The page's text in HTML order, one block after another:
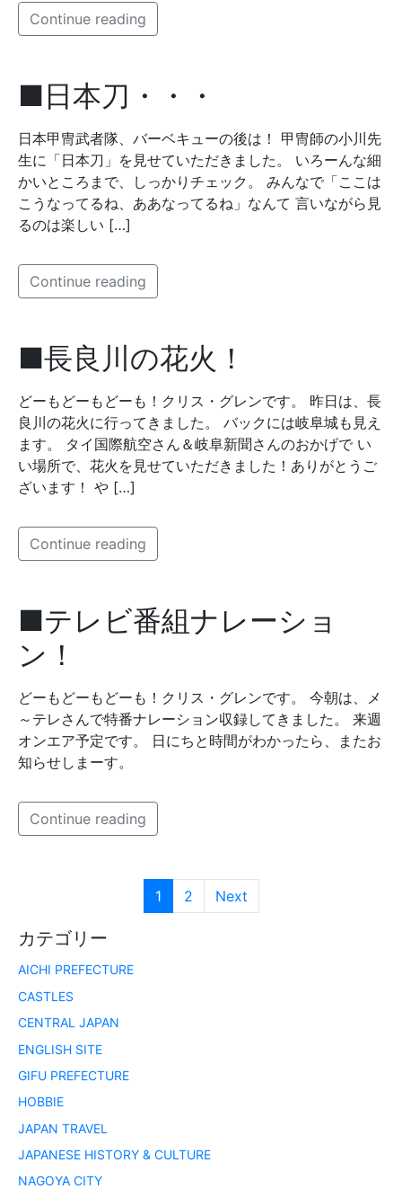
Continue reading
■日本刀・・・
日本甲冑武者隊、バーベキューの後は！ 甲冑師の小川先
生に「日本刀」を見せていただきました。 いろーんな細
かいところまで、しっかりチェック。 みんなで「ここは
こうなってるね、ああなってるね」なんて 言いながら見
るのは楽しい […]
Continue reading
■長良川の花火！
どーもどーもどーも！クリス・グレンです。 昨日は、長
良川の花火に行ってきました。 バックには岐阜城も見え
ます。 タイ国際航空さん＆岐阜新聞さんのおかげで い
い場所で、花火を見せていただきました！ありがとうご
ざいます！ や […]
Continue reading
■テレビ番組ナレーショ
ン！
どーもどーもどーも！クリス・グレンです。 今朝は、メ
～テレさんで特番ナレーション収録してきました。 来週
オンエア予定です。 日にちと時間がわかったら、またお
知らせしまーす。
Continue reading
1 2 Next
カテゴリー
AICHI PREFECTURE
CASTLES
CENTRAL JAPAN
ENGLISH SITE
GIFU PREFECTURE
HOBBIE
JAPAN TRAVEL
JAPANESE HISTORY & CULTURE
NAGOYA CITY